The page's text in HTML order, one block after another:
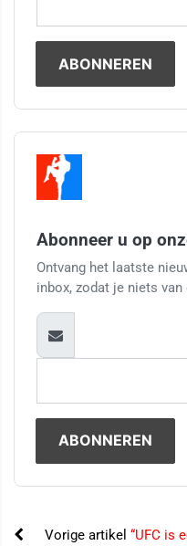
Abonneer u op
Ontvang het laatste
inbox, zodat je niets
Vorige artikel “UFC is